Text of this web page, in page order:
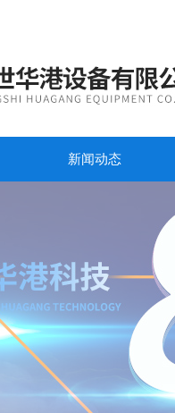
新闻动态